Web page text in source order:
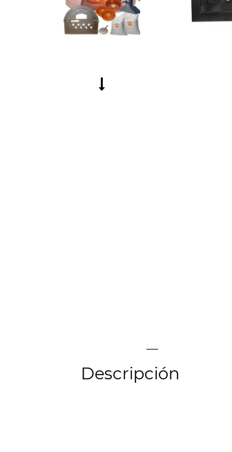
Descripción